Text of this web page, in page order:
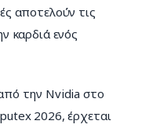
αποτελούν τις
καρδιά ενός
την Nvidia στο
2026, έρχεται